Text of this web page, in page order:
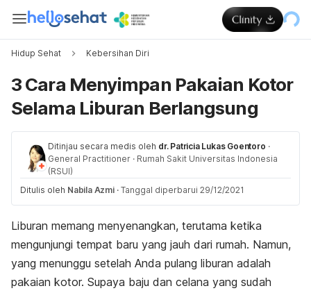
Hidup Sehat Kebersihan Diri
3 Cara Menyimpan Pakaian Kotor
Selama Liburan Berlangsung
Ditinjau secara medis oleh dr. Patricia Lukas Goentoro ·
General Practitioner · Rumah Sakit Universitas Indonesia
(RSUI)
Ditulis oleh Nabila Azmi · Tanggal diperbarui 29/12/2021
Liburan memang menyenangkan, terutama ketika
mengunjungi tempat baru yang jauh dari rumah. Namun,
yang menunggu setelah Anda pulang liburan adalah
pakaian kotor. Supaya baju dan celana yang sudah